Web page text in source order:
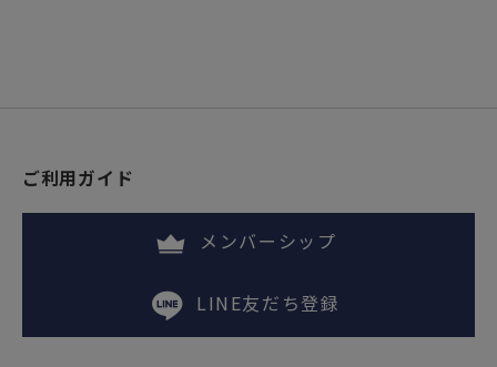
ご利用ガイド
メンバーシップ
LINE友だち登録